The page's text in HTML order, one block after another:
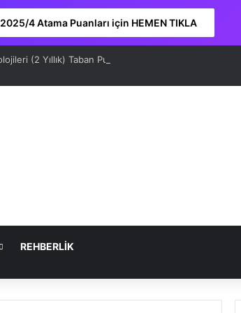
2025/4 Atama Puanları için HEMEN TIKLA
(2 Yıllık) Taban Puanları 2026 ve Sıralama
REHBERLİK